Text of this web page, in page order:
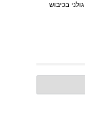
גולני בכיבוש